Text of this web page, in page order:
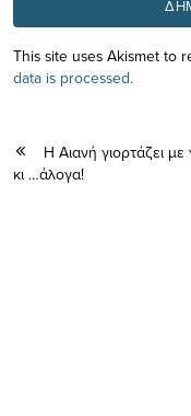
This site uses Akismet to
data is processed.
Η Αιανή γιορτάζει με
κι …άλογα!